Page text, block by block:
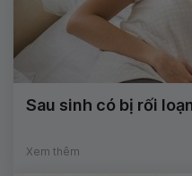
Sau sinh có bị rối
Xem thêm